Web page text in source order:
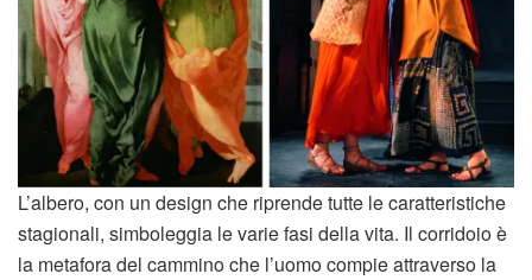
L’albero, con un design che riprende tutte le caratteristiche
stagionali, simboleggia le varie fasi della vita. Il corridoio è
la metafora del cammino che l’uomo compie attraverso la